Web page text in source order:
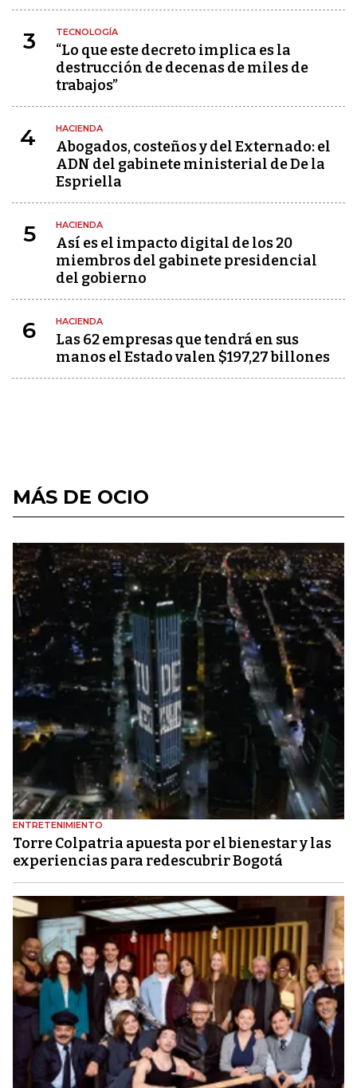
3 TECNOLOGÍA
“Lo que este decreto implica es la
destrucción de decenas de miles de
trabajos”
4 HACIENDA
Abogados, costeños y del Externado: el
ADN del gabinete ministerial de De la
Espriella
5 HACIENDA
Así es el impacto digital de los 20
miembros del gabinete presidencial
del gobierno
6 HACIENDA
Las 62 empresas que tendrá en sus
manos el Estado valen $197,27 billones
MÁS DE OCIO
ENTRETENIMIENTO
Torre Colpatria apuesta por el bienestar y las
experiencias para redescubrir Bogotá